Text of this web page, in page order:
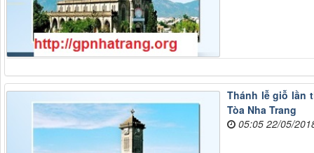
Thánh lễ giỗ lần
Tòa Nha Trang
05:05 22/05/